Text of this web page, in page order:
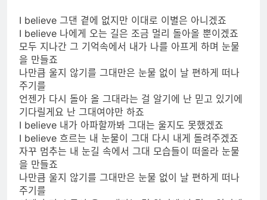
I believe 그댄 곁에 없지만 이대로 이별은 아니겠죠
I believe 나에게 오는 길은 조금 멀리 돌아올 뿐이겠죠
모두 지나간 그 기억속에서 내가 나를 아프게 하며 눈물
을 만들죠
나만큼 울지 않기를 그대만은 눈물 없이 날 편하게 떠나
주기를
언젠가 다시 돌아 올 그대라는 걸 알기에 난 믿고 있기에
기다릴게요 난 그대여야만 하죠
I believe 내가 아파할까봐 그대는 울지도 못했겠죠
I believe 흐르는 내 눈물이 그대 다시 내게 돌려주겠죠
자꾸 멈추는 내 눈길 속에서 그대 모습들이 떠올라 눈물
을 만들죠
나만큼 울지 않기를 그대만은 눈물 없이 날 편하게 떠나
주기를